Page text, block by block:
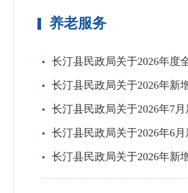
养老服务
长汀县民政局关于2026年度
长汀县民政局关于2026年新
长汀县民政局关于2026年7
长汀县民政局关于2026年6
长汀县民政局关于2026年新